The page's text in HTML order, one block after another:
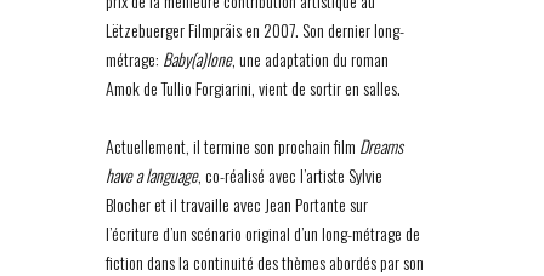
Lëtzebuerger Filmpräis en 2007. Son dernier long-
métrage: Baby(a)lone, une adaptation du roman
Amok de Tullio Forgiarini, vient de sortir en salles.
Actuellement, il termine son prochain film Dreams
have a language, co-réalisé avec l’artiste Sylvie
Blocher et il travaille avec Jean Portante sur
l’écriture d’un scénario original d’un long-métrage de
fiction dans la continuité des thèmes abordés par son